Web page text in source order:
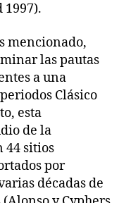
1997).
mencionado,
las pautas
a una
Clásico
esta
de la
44 sitios
por
décadas de